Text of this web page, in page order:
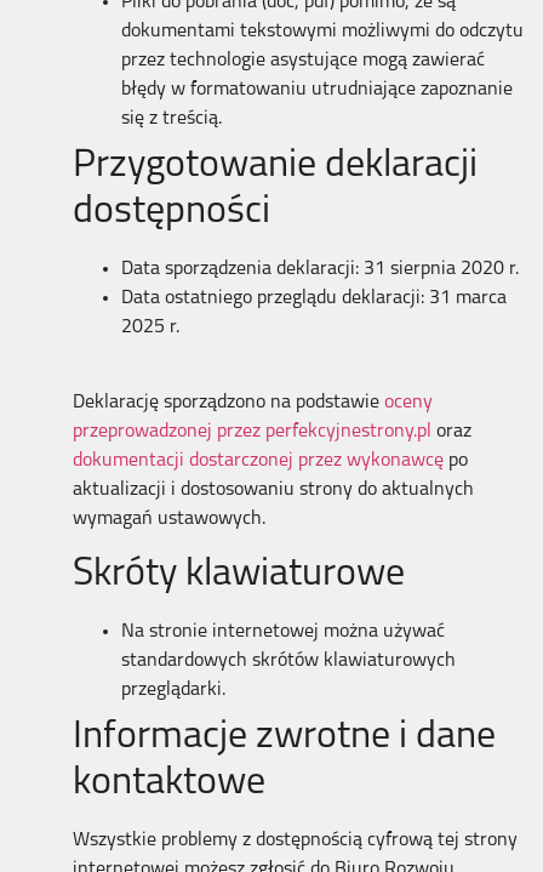
dokumentami tekstowymi możliwymi do odczytu
przez technologie asystujące mogą zawierać
błędy w formatowaniu utrudniające zapoznanie
się z treścią.
Przygotowanie deklaracji
dostępności
Data sporządzenia deklaracji: 31 sierpnia 2020 r.
Data ostatniego przeglądu deklaracji: 31 marca
2025 r.
Deklarację sporządzono na podstawie oceny
przeprowadzonej przez perfekcyjnestrony.pl oraz
dokumentacji dostarczonej przez wykonawcę po
aktualizacji i dostosowaniu strony do aktualnych
wymagań ustawowych.
Skróty klawiaturowe
Na stronie internetowej można używać
standardowych skrótów klawiaturowych
przeglądarki.
Informacje zwrotne i dane
kontaktowe
Wszystkie problemy z dostępnością cyfrową tej strony